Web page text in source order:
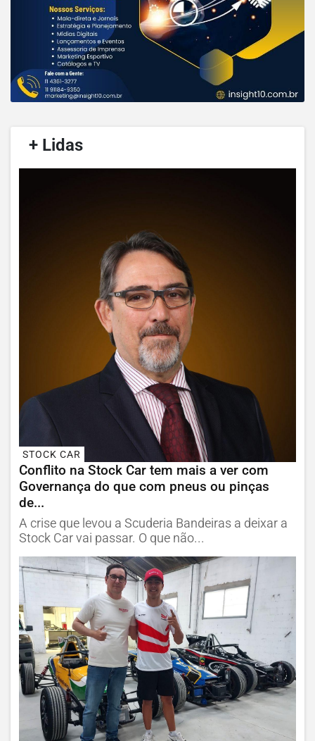
+ Lidas
STOCK CAR
Conflito na Stock Car tem mais a ver com
Governança do que com pneus ou pinças
de...
A crise que levou a Scuderia Bandeiras a deixar a
Stock Car vai passar. O que não...